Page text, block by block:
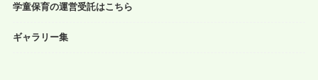
学童保育の運営受託はこちら
ギャラリー集